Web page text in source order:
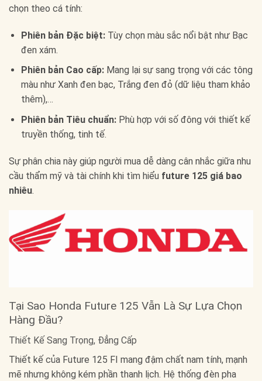
chọn theo cá tính:
Phiên bản Đặc biệt:Tùy chọn màu sắc nổi bật như Bạc
đen xám.
Phiên bản Cao cấp:Mang lại sự sang trọng với các tông
màu như Xanh đen bạc, Trắng đen đỏ (dữ liệu tham khảo
thêm),…
Phiên bản Tiêu chuẩn:Phù hợp với số đông với thiết kế
truyền thống, tinh tế.
Sự phân chia này giúp người mua dễ dàng cân nhắc giữa nhu
cầu thẩm mỹ và tài chính khi tìm hiểu future 125 giá bao
nhiêu.
Tại Sao Honda Future 125 Vẫn Là Sự Lựa Chọn
Hàng Đầu?
Thiết Kế Sang Trọng, Đẳng Cấp
Thiết kế của Future 125 FI mang đậm chất nam tính, mạnh
mẽ nhưng không kém phần thanh lịch. Hệ thống đèn pha